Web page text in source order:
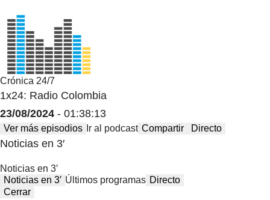
Crónica 24/7
1x24: Radio Colombia
23/08/2024 - 01:38:13
Ver más episodios Ir al podcast Compartir Directo
Noticias en 3′
Noticias en 3′
Noticias en 3′ Últimos programas Directo
Cerrar